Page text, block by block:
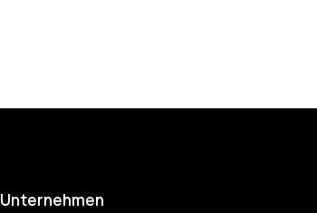
Unternehmen